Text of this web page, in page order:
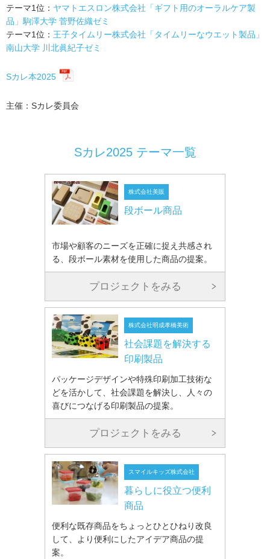
テーマ1位： ヤマトエスロン株式会社「ギフト用のオーラルケア製
品」駒澤大学 菅野佐織ゼミ
テーマ1位： 王子タイムリー株式会社「タイムリーなウエット製品」
南山大学 川北眞紀子ゼミ
Sカレ本2025
主催：Sカレ委員会
Sカレ2025 テーマ一覧
株式会社美販
段ボール商品
市場や顧客のニーズを正確に捉え共感され
る、段ボール素材を使用した商品の提案。
プロジェクトをみる
株式会社明成孝橋美術
社会課題を解決する
印刷製品
パッケージデザインや特殊印刷加工技術な
どを活かして、社会課題を解決し、人々の
喜びにつなげる印刷製品の提案。
プロジェクトをみる
スマイルキッズ株式会社
暮らしに役立つ便利
商品
便利な既存商品をちょっとひとひねり改良
して、より便利にしたアイデア商品の提
案。